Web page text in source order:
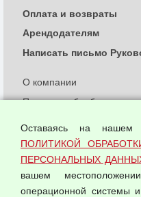
О компании
Политика обработки и
Согласием на обработку
Оферта оптовой купли-
Публичная оферта
Оплата и возвраты
Арендодателям
Написать письмо
Оставаясь на нашем
ПОЛИТИКОЙ
ПЕРСОНАЛЬНЫХ
вашем
операционной системы